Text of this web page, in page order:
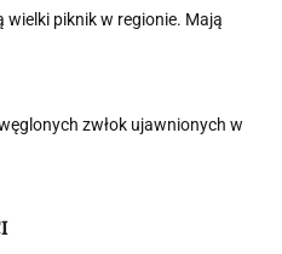
piknik w regionie. Mają
zwłok ujawnionych w